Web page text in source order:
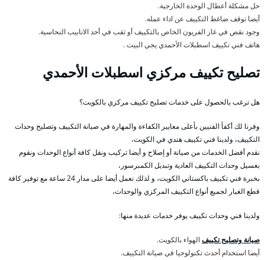
حل مشكلة أعطال الوحدة الخارجية.
أيضا توقف ضاغط التكييف عن اداء عمله.
وجود نقص في غاز الفريون الخاص بالتكييف أو ثقب في أحد الانابيب النحاسية.
هاتف فني تكييف اسطبلات الأحمدي يجي البيت .
تصليح تكييف مركزي اسطبلات الأحمدي
هل ترغب بالحصول على خدمات تصليح تكييف مركزي بالكويت؟
وفرنا لك أكفأ الفنيين بأعلى معايير الكفاءة والمهارة في صيانة التكييف وتصليح وحدات
التكييف، ولدينا فني تكييف هندي في الكويت،
نقدم أفضل الخدمات من صيانة أو إصلاح و أيضا تركيب ونقل كافة أنواع الوحدات ونقوم
بغسيل وحدات التكييف العادية وتبديل الكمبرسور،
بخبرة فني تكييف باكستاني الكويت، و لذلك نعمل أيضا على مدار 24 ساعة مع توفير كافة
قطع الغيار لجميع أنواع التكييف المركزي والوحدات،
ولدينا فني وحدات تكييف يوفر خدمات عديدة منها:
صيانة وتصليح تكييفالهواء بالكويت.
أيضا استخدام أحدث تكنولوجيا في صيانة التكييف.